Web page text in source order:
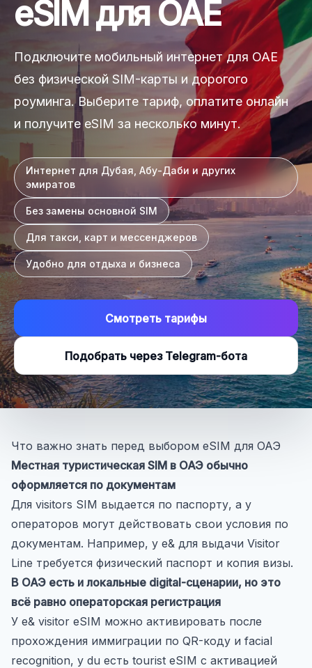
eSIM для ОАЕ
Подключите мобильный интернет для ОАЕ
без физической SIM-карты и дорогого
роуминга. Выберите тариф, оплатите онлайн
и получите eSIM за несколько минут.
Интернет для Дубая, Абу-Даби и других
эмиратов
Без замены основной SIM
Для такси, карт и мессенджеров
Удобно для отдыха и бизнеса
Смотреть тарифы
Подобрать через Telegram-бота
Что важно знать перед выбором eSIM для ОАЭ
Местная туристическая SIM в ОАЭ обычно
оформляется по документам
Для visitors SIM выдается по паспорту, а у
операторов могут действовать свои условия по
документам. Например, у e& для выдачи Visitor
Line требуется физический паспорт и копия визы.
В ОАЭ есть и локальные digital-сценарии, но это
всё равно операторская регистрация
У e& visitor eSIM можно активировать после
прохождения иммиграции по QR-коду и facial
recognition, у du есть tourist eSIM с активацией